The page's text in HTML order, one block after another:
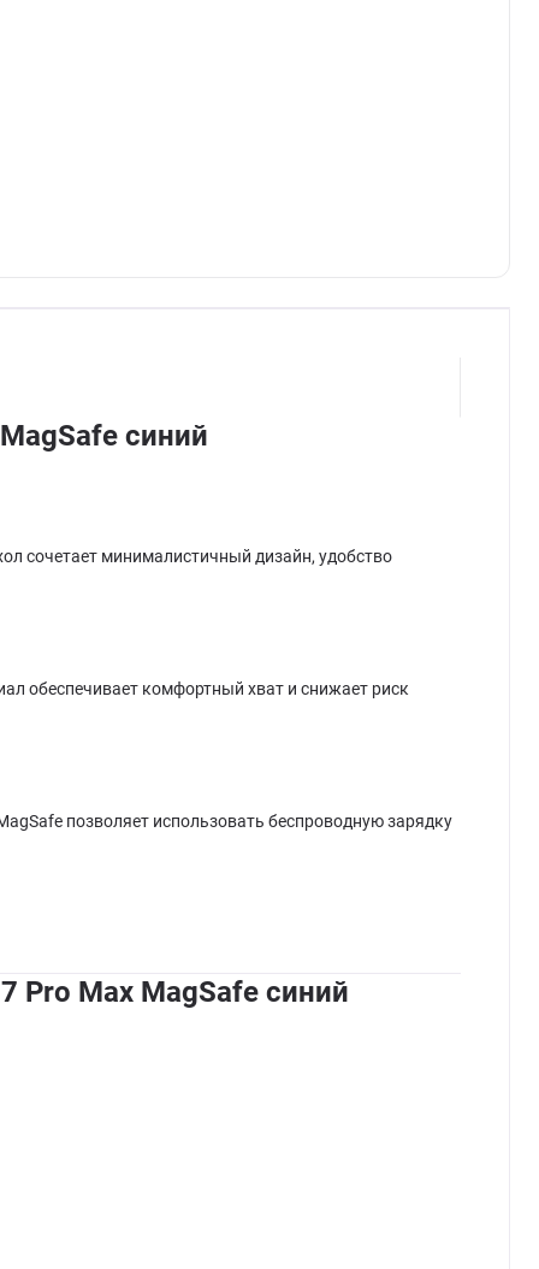
синий
сочетает минималистичный дизайн, удобство
обеспечивает комфортный хват и снижает риск
позволяет использовать беспроводную зарядку
Pro Max MagSafe синий